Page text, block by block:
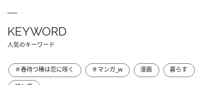
KEYWORD
人気のキーワード
＃春待つ椿は恋に咲く ＃マンガ_w 漫画
暮らす